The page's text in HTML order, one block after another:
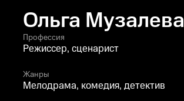
Ольга Музалева
Профессия
Режиссер, сценарист
Жанры
Мелодрама, комедия, детектив